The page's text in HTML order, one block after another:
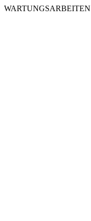
WARTUNGSARBEITEN